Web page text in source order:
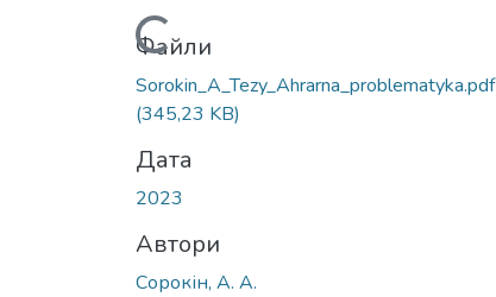
Вантажиться...
Файли
Sorokin_A_Tezy_Ahrarna_problematyka.pdf
(345,23 KB)
Дата
2023
Автори
Сорокін, А. А.